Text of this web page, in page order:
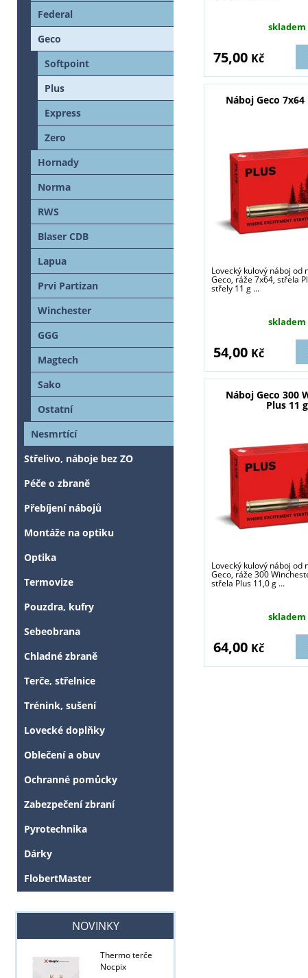
skladem
75,00 Kč
Náboj Geco 7x64
Lovecký kulový náboj od
Geco, ráže 7x64, střela
střely 11 g ...
skladem
54,00 Kč
Náboj Geco 300
Plus 11 g
Lovecký kulový náboj od
Geco, ráže 300
střela Plus 11,0 g ...
skladem
64,00 Kč
Federal
Geco
Softpoint
Plus
Express
Zero
Hornady
Norma
RWS
Blaser CDB
Lapua
Prvi Partizan
Winchester
GGG
Magtech
Sako
Ostatní
Nesmrtící
Střelivo, náboje bez ZO
Péče o zbraně
Přebíjení nábojů
Montáže na optiku
Optika
Termovize
Pouzdra, kufry
Sebeobrana
Chladné zbraně
Terče, střelnice
Trénink, sušení
Lovecké doplňky
Oblečení a obuv
Ochranné pomůcky
Zabezpečení zbraní
Pyrotechnika
Dárky
FlobertMaster
NOVINKY
Thermo terče
Nocpix